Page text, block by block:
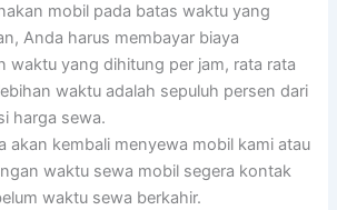
mobil pada batas waktu yang
Anda harus membayar biaya
waktu yang dihitung per jam, rata rata
waktu adalah sepuluh persen dari
harga sewa.
akan kembali menyewa mobil kami atau
waktu sewa mobil segera kontak
waktu sewa berkahir.